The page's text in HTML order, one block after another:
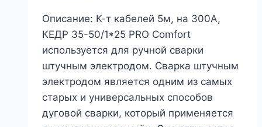
Описание: К-т кабелей 5м, на 300А,
КЕДР 35-50/1*25 PRO Comfort
используется для ручной сварки
штучным электродом. Сварка штучным
электродом является одним из самых
старых и универсальных способов
дуговой сварки, который применяется